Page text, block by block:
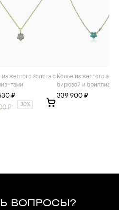
₽
₽ 30%
Колье из желтого золота с
бирюзой и
339 900 ₽
ВОПРОСЫ?